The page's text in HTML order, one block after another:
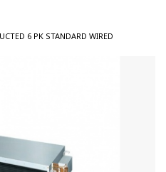
6 PK STANDARD WIRED